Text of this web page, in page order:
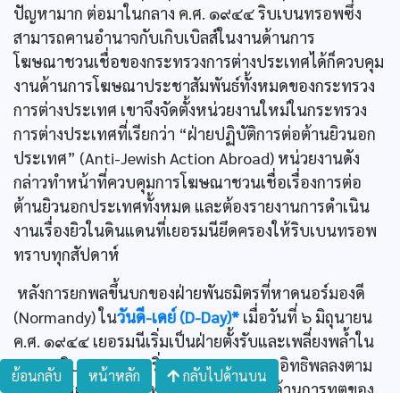
ปัญหามาก ต่อมาในกลาง ค.ศ. ๑๙๔๔ ริบเบนทรอพซึ่ง
สามารถคานอำนาจกับเกิบเบิลส์ในงานด้านการ
โฆษณาชวนเชื่อของกระทรวงการต่างประเทศได้ก็ควบคุม
งานด้านการโฆษณาประชาสัมพันธ์ทั้งหมดของกระทรวง
การต่างประเทศ เขาจึงจัดตั้งหน่วยงานใหม่ในกระทรวง
การต่างประเทศที่เรียกว่า “ฝ่ายปฏิบัติการต่อต้านยิวนอก
ประเทศ” (Anti-Jewish Action Abroad) หน่วยงานดัง
กล่าวทำหน้าที่ควบคุมการโฆษณาชวนเชื่อเรื่องการต่อ
ต้านยิวนอกประเทศทั้งหมด และต้องรายงานการดำเนิน
งานเรื่องยิวในดินแดนที่เยอรมนียึดครองให้ริบเบนทรอพ
ทราบทุกสัปดาห์
หลังการยกพลขึ้นบกของฝ่ายพันธมิตรที่หาดนอร์มองดี
(Normandy) ในวันดี-เดย์ (D-Day)* เมื่อวันที่ ๖ มิถุนายน
ค.ศ. ๑๙๔๔ เยอรมนีเริ่มเป็นฝ่ายตั้งรับและเพลี่ยงพลํ้าใน
การรบ ริบเบนทรอพเริ่มหมดบทบาทและอิทธิพลลงตาม
ย้อนกลับ หน้าหลัก กลับไปด้านบน